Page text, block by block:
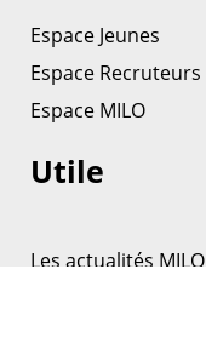
Espace Jeunes
Espace Recruteurs
Espace MILO
Utile
Les actualités MILO